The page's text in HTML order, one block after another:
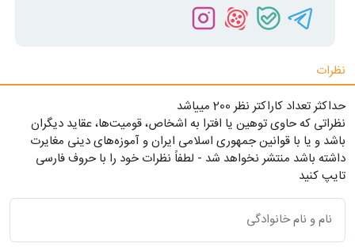
نظرات
حداکثر تعداد کاراکتر نظر 200 ميياشد
نظراتی که حاوی توهین یا افترا به اشخاص، قومیت‌ها، عقاید دیگران
باشد و یا با قوانین جمهوری اسلامی ایران و آموزه‌های دینی مغایرت
داشته باشد منتشر نخواهد شد - لطفاً نظرات خود را با حروف فارسی
تایپ کنید